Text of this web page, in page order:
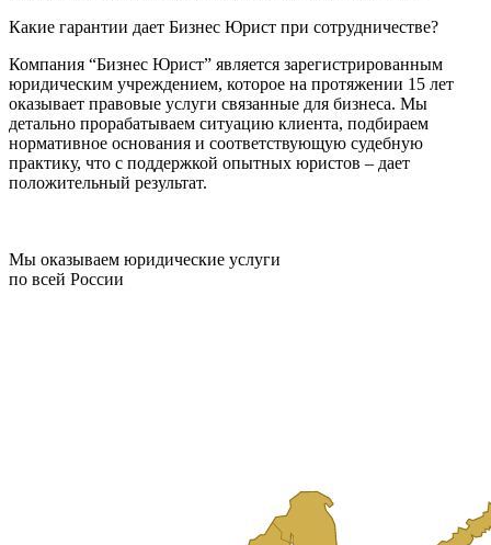
Какие гарантии дает Бизнес Юрист при сотрудничестве?
Компания “Бизнес Юрист” является зарегистрированным
юридическим учреждением, которое на протяжении 15 лет
оказывает правовые услуги связанные для бизнеса. Мы
детально прорабатываем ситуацию клиента, подбираем
нормативное основания и соответствующую судебную
практику, что с поддержкой опытных юристов – дает
положительный результат.
Мы оказываем юридические услуги
по всей России